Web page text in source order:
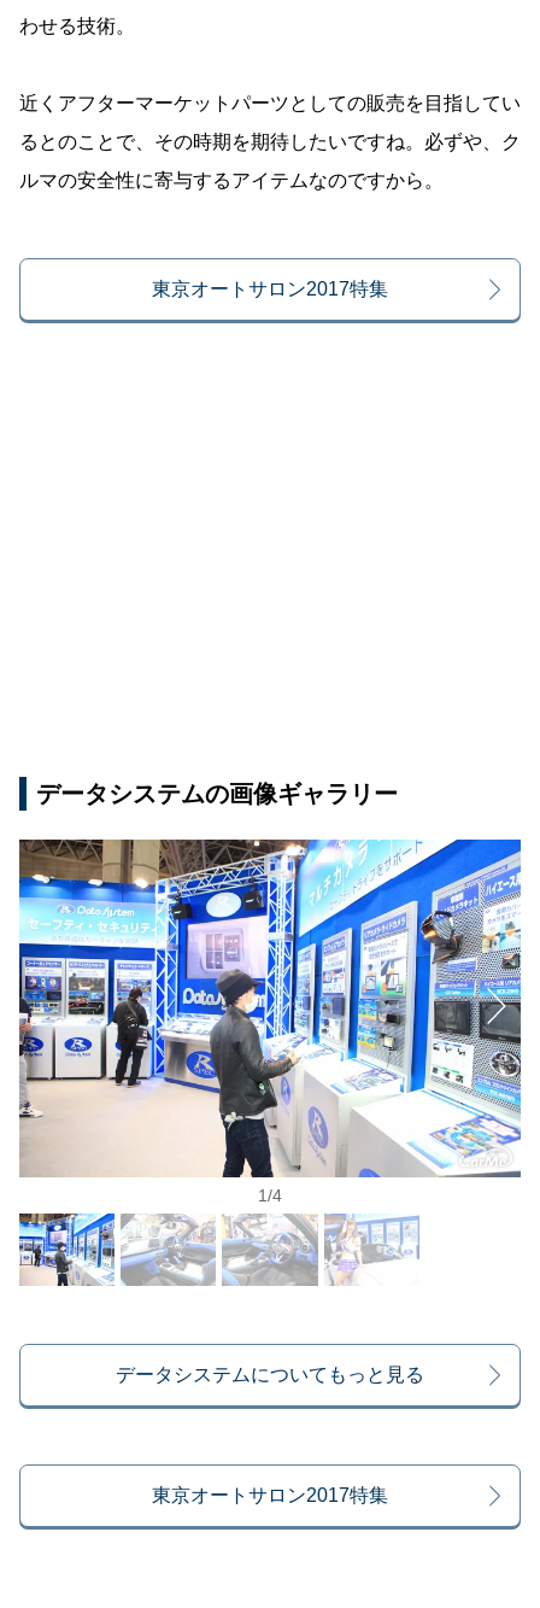
わせる技術。
近くアフターマーケットパーツとしての販売を目指してい
るとのことで、その時期を期待したいですね。必ずや、ク
ルマの安全性に寄与するアイテムなのですから。
東京オートサロン2017特集
データシステムの画像ギャラリー
1/4
データシステムについてもっと見る
東京オートサロン2017特集